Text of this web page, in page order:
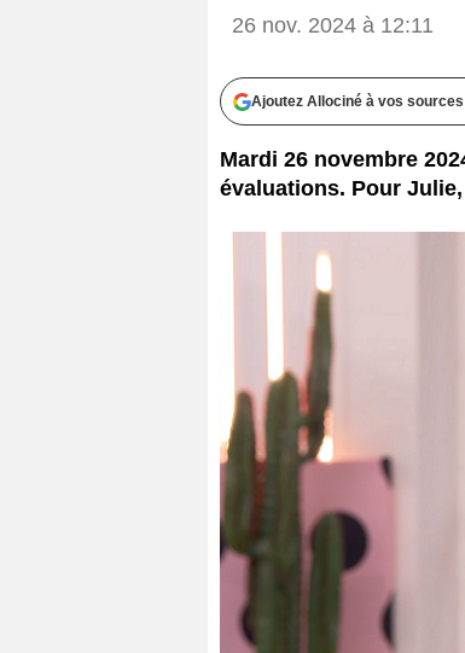
26 nov. 2024 à 12:11
Ajoutez Allociné à vos
Mardi 26 novembre
évaluations. Pour